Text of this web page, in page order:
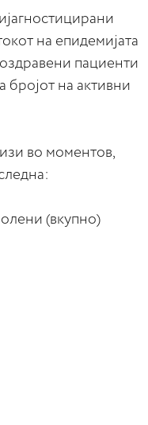
на епидемијата
оздравени пациенти
бројот на активни
во моментов,
(вкупно)